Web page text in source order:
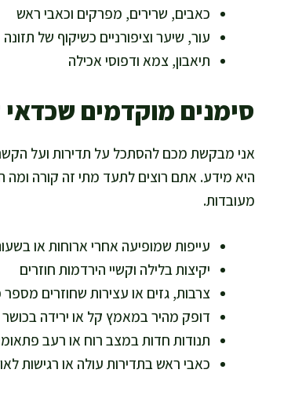
כאבים, שרירים, מפרקים וכאבי ראש
עור, שיער וציפורניים כשיקוף של תזונה
תיאבון, צמא ודפוסי אכילה
סימנים מוקדמים
אני מבקשת מכם להסתכל על תדירות ועל
היא מידע. אתם רוצים לתעד מתי זה קורה ומה
מעובדות.
עייפות שמופיעה אחרי ארוחות או
יקיצות בלילה וקשיי הירדמות חוזרים
צרבות, גזים או עצירות שחוזרים
דופק מהיר במאמץ קל או ירידה בכושר
תנודות חדות במצב רוח או רעב
כאבי ראש בתדירות עולה או רגישות